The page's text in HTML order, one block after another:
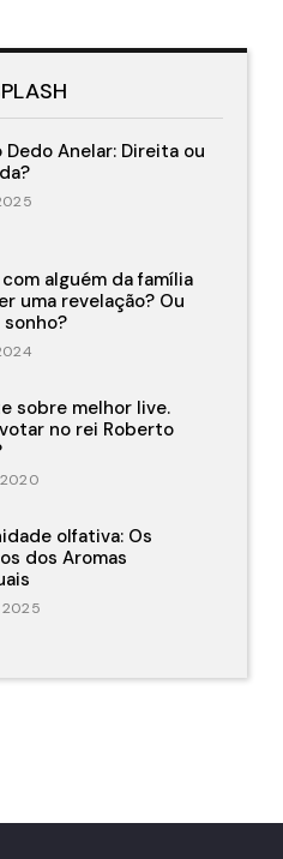
Dedo Anelar: Direita ou
alguém da família
uma revelação? Ou
sonho?
sobre melhor live.
no rei Roberto
2020
olfativa: Os
dos Aromas
2025